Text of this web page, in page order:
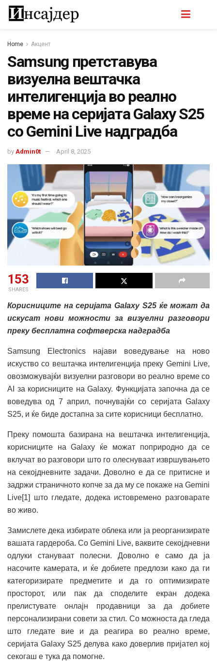
Home Акцент
Samsung претставува
визуелна вештачка
интелигенција во реално
време на серијата Galaxy S25
со Gemini Live надградба
by Admin0t April 8, 2025
153
SHARES
Корисниците на серијата Galaxy S25 ќе можат да
искусат нови можности за визуелни разговори
преку бесплатна софтверска надградба
Samsung Electronics најави воведување на ново
искуство со вештачка интелигенција преку Gemini Live,
овозможувајќи визуелни разговори во реално време со
AI за корисниците на Galaxy. Функцијата започна да се
воведува од 7 април, почнувајќи со серијата Galaxy
S25, и ќе биде достапна за сите корисници бесплатно.
Преку помошта базирана на вештачка интелигенција,
корисниците на Galaxy ќе можат поприродно да се
вклучат во разговори што го олеснуваат извршувањето
на секојдневните задачи. Доволно е да се притисне и
задржи страничното копче за да му се покаже на Gemini
Live[1] што гледате, додека истовремено разговарате
во живо.
Замислете дека избирате облека или ја реорганизирате
вашата гардероба. Со Gemini Live, ваквите секојдневни
одлуки стануваат полесни. Доволно е само да ја
насочите камерата, и ќе добиете предлози како да ги
категоризирате предметите и да го оптимизирате
просторот, или пак да споделите екран додека
прелистувате онлајн продавници за да добиете
персонализирани совети за стил. Со можноста да гледа
што гледате вие и да реагира во реално време,
серијата Galaxy S25 делува како доверлив пријател кој
секогаш е тука да помогне.